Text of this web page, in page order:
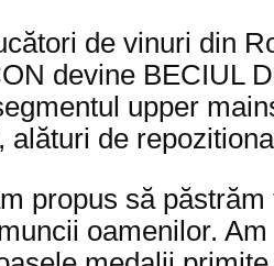
de vinuri din
devine BECIUL
upper
de
propus să
oamenilor.